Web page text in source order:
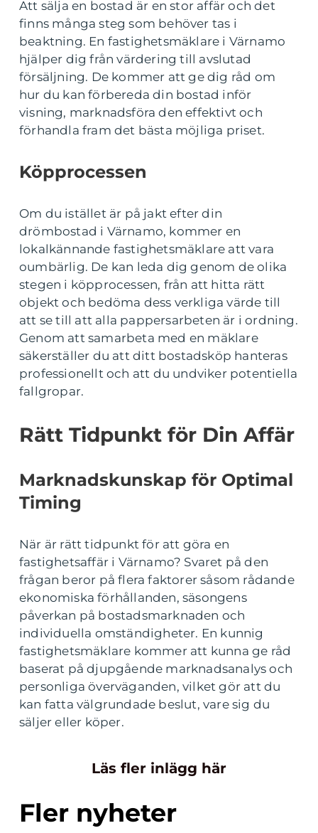
Att sälja en bostad är en stor affär och det
finns många steg som behöver tas i
beaktning. En fastighetsmäklare i Värnamo
hjälper dig från värdering till avslutad
försäljning. De kommer att ge dig råd om
hur du kan förbereda din bostad inför
visning, marknadsföra den effektivt och
förhandla fram det bästa möjliga priset.
Köpprocessen
Om du istället är på jakt efter din
drömbostad i Värnamo, kommer en
lokalkännande fastighetsmäklare att vara
oumbärlig. De kan leda dig genom de olika
stegen i köpprocessen, från att hitta rätt
objekt och bedöma dess verkliga värde till
att se till att alla pappersarbeten är i ordning.
Genom att samarbeta med en mäklare
säkerställer du att ditt bostadsköp hanteras
professionellt och att du undviker potentiella
fallgropar.
Rätt Tidpunkt för Din Affär
Marknadskunskap för Optimal
Timing
När är rätt tidpunkt för att göra en
fastighetsaffär i Värnamo? Svaret på den
frågan beror på flera faktorer såsom rådande
ekonomiska förhållanden, säsongens
påverkan på bostadsmarknaden och
individuella omständigheter. En kunnig
fastighetsmäklare kommer att kunna ge råd
baserat på djupgående marknadsanalys och
personliga överväganden, vilket gör att du
kan fatta välgrundade beslut, vare sig du
säljer eller köper.
Läs fler inlägg här
Fler nyheter